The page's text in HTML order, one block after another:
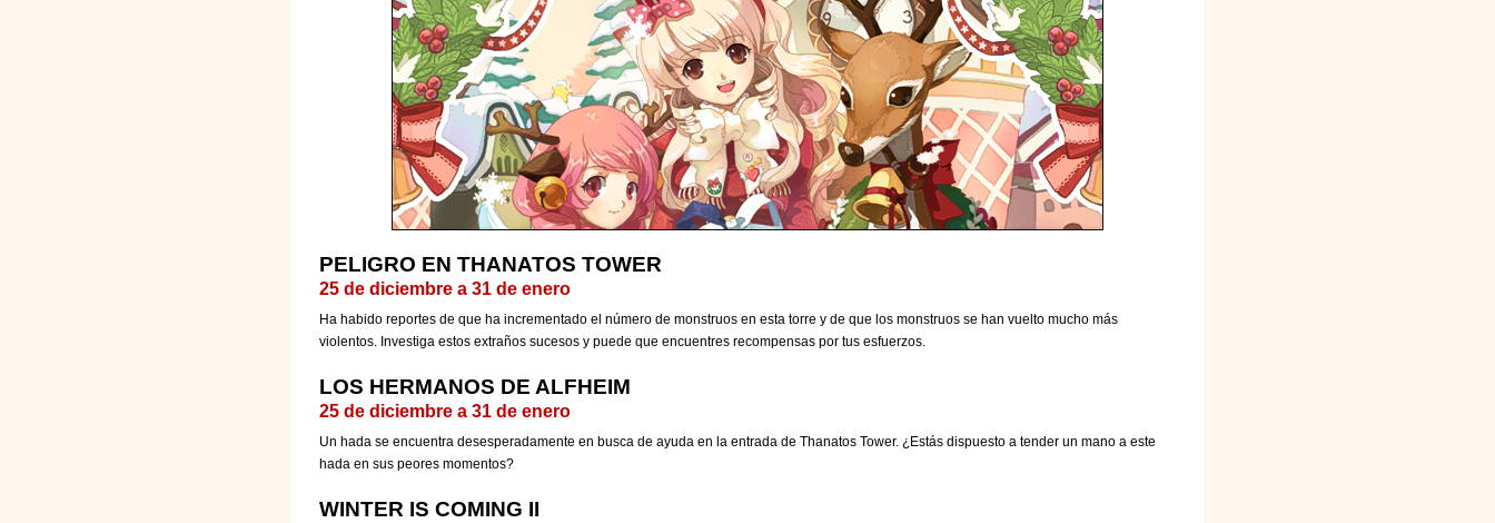
PELIGRO EN THANATOS TOWER
25 de diciembre a 31 de enero
Ha habido reportes de que ha incrementado el número de monstruos en esta torre y de que los monstruos se han vuelto mucho más
violentos. Investiga estos extraños sucesos y puede que encuentres recompensas por tus esfuerzos.
LOS HERMANOS DE ALFHEIM
25 de diciembre a 31 de enero
Un hada se encuentra desesperadamente en busca de ayuda en la entrada de Thanatos Tower. ¿Estás dispuesto a tender un mano a este
hada en sus peores momentos?
WINTER IS COMING II